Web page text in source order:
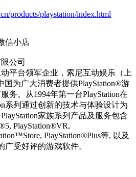
products/playstation/index.html
信小店
公司
平台领军企业，索尼互动娱乐（上
国为广大消费者提供PlayStation®游
务。从1994年第一台PlayStation在
系列通过创新的技术与体验设计为
家族系列产品及服务包含
PlayStation®VR,
PlayStation®Plus等, 以及
受好评的游戏软件。